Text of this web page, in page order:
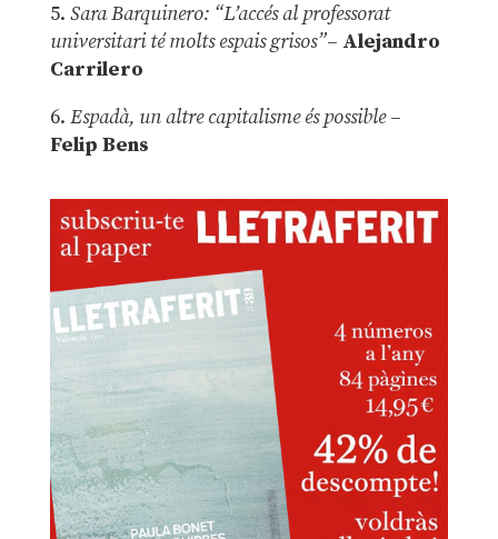
5. Sara Barquinero: “L’accés al professorat
universitari té molts espais grisos”– Alejandro
Carrilero
6. Espadà, un altre capitalisme és possible –
Felip Bens